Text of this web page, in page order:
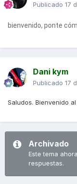
Publicado 17
bienvenido, ponte
Dani kym
Publicado 17
Saludos. Bienvenido
Archivado
Este tema
respuestas.